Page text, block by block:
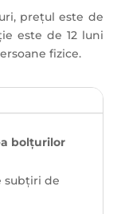
prețul este de
este de 12 luni
fizice.
bolțurilor
subţiri de